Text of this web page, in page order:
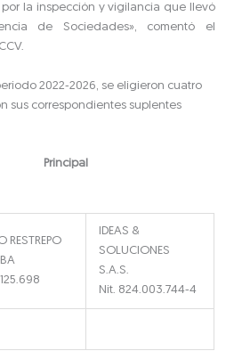
la inspección y vigilancia que llevó
de Sociedades», comentó el
2022-2026, se eligieron cuatro
sus correspondientes suplentes
RESTREPO
IDEAS &
SOLUCIONES
S.A.S.
Nit. 824.003.744-4